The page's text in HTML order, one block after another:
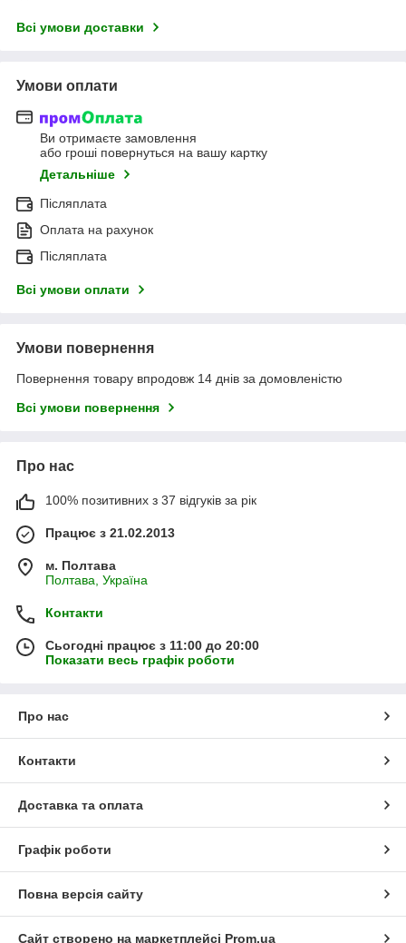
Всі умови доставки
Умови оплати
Ви отримаєте замовлення
або гроші повернуться на вашу картку
Детальніше
Післяплата
Оплата на рахунок
Післяплата
Всі умови оплати
Умови повернення
Повернення товару впродовж 14 днів за домовленістю
Всі умови повернення
Про нас
100% позитивних з 37 відгуків за рік
Працює з 21.02.2013
м. Полтава
Полтава, Україна
Контакти
Сьогодні працює з 11:00 до 20:00
Показати весь графік роботи
Про нас
Контакти
Доставка та оплата
Графік роботи
Повна версія сайту
Сайт створено на маркетплейсі Prom.ua